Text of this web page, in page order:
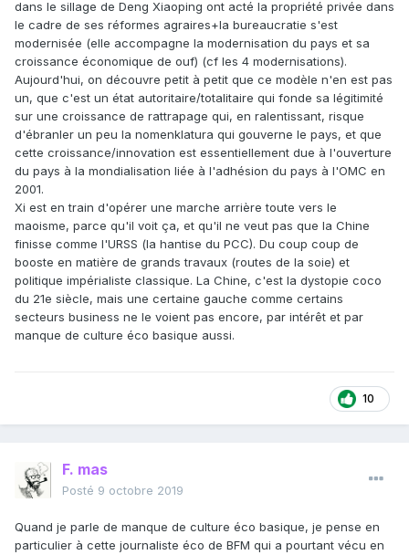
dans le sillage de Deng Xiaoping ont acté la propriété privée dans
le cadre de ses réformes agraires+la bureaucratie s'est
modernisée (elle accompagne la modernisation du pays et sa
croissance économique de ouf) (cf les 4 modernisations).
Aujourd'hui, on découvre petit à petit que ce modèle n'en est pas
un, que c'est un état autoritaire/totalitaire qui fonde sa légitimité
sur une croissance de rattrapage qui, en ralentissant, risque
d'ébranler un peu la nomenklatura qui gouverne le pays, et que
cette croissance/innovation est essentiellement due à l'ouverture
du pays à la mondialisation liée à l'adhésion du pays à l'OMC en
2001.
Xi est en train d'opérer une marche arrière toute vers le
maoisme, parce qu'il voit ça, et qu'il ne veut pas que la Chine
finisse comme l'URSS (la hantise du PCC). Du coup coup de
booste en matière de grands travaux (routes de la soie) et
politique impérialiste classique. La Chine, c'est la dystopie coco
du 21e siècle, mais une certaine gauche comme certains
secteurs business ne le voient pas encore, par intérêt et par
manque de culture éco basique aussi.
10
F. mas
Posté 9 octobre 2019
Quand je parle de manque de culture éco basique, je pense en
particulier à cette journaliste éco de BFM qui a pourtant vécu en